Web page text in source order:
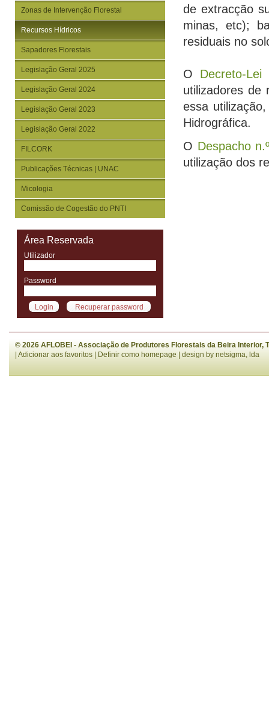
Zonas de Intervenção Florestal
Recursos Hídricos
Sapadores Florestais
Legislação Geral 2025
Legislação Geral 2024
Legislação Geral 2023
Legislação Geral 2022
FILCORK
Publicações Técnicas | UNAC
Micologia
Comissão de Cogestão do PNTI
Área Reservada
Utilizador
Password
de extracção
minas, etc);
residuais no
O Decreto-
utilizadores de
essa
Hidrográfica.
O Despacho
utilização dos
© 2026 AFLOBEI - Associação de Produtores Florestais da Beira Interior,
Adicionar aos favoritos Definir como homepage | design by netsigma, lda